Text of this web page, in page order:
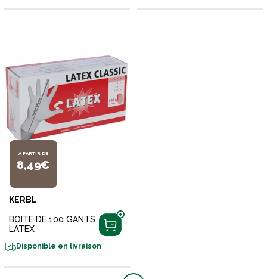
À PARTIR DE
8,49€
KERBL
BOITE DE 100 GANTS
LATEX
Disponible en livraison